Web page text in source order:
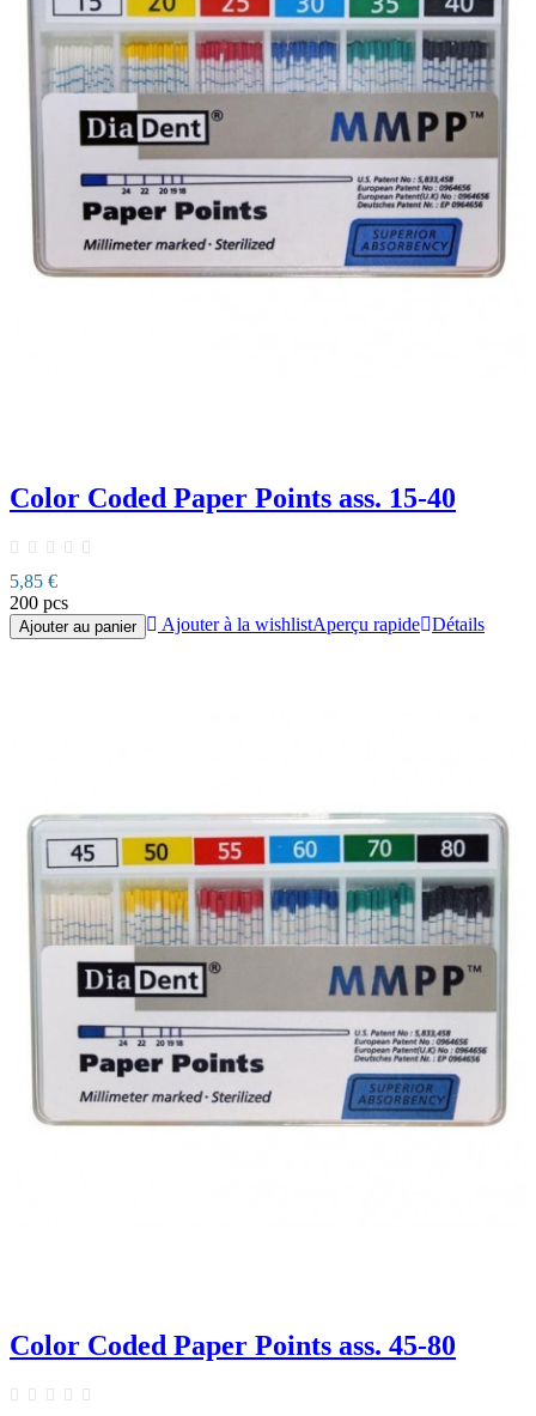
Color Coded Paper Points ass. 15-40
5,85 €
200 pcs
Ajouter au panier Ajouter à la wishlistAperçu rapide Détails
Color Coded Paper Points ass. 45-80